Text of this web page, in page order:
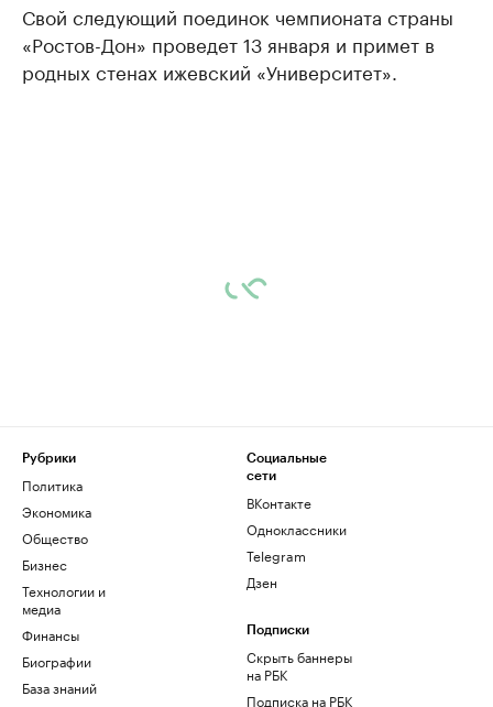
Свой следующий поединок чемпионата страны
«Ростов-Дон» проведет 13 января и примет в
родных стенах ижевский «Университет».
Рубрики
Политика
Экономика
Общество
Бизнес
Технологии и
медиа
Финансы
Биографии
База знаний
Социальные
сети
ВКонтакте
Одноклассники
Telegram
Дзен
Подписки
Скрыть баннеры
на РБК
Подписка на РБК